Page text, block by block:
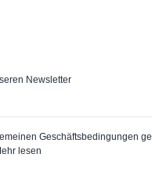
Newsletter
Geschäftsbedingungen
lesen